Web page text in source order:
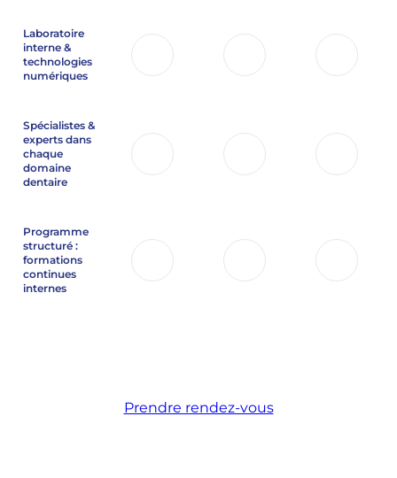
Laboratoire
interne &
technologies
numériques
Spécialistes &
experts dans
chaque
domaine
dentaire
Programme
structuré :
formations
continues
internes
Prendre rendez-vous